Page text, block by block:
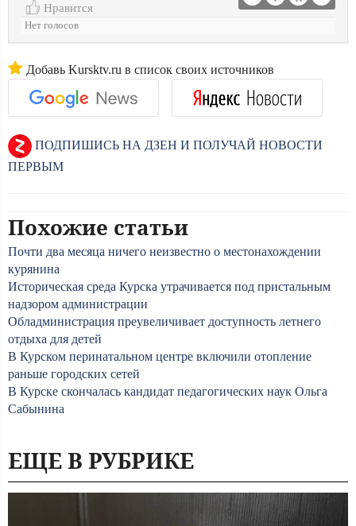
Нравится
Нет голосов
Добавь Kursktv.ru в список своих источников
ПОДПИШИСЬ НА ДЗЕН И ПОЛУЧАЙ НОВОСТИ
ПЕРВЫМ
Похожие статьи
Почти два месяца ничего неизвестно о местонахождении
курянина
Историческая среда Курска утрачивается под пристальным
надзором администрации
Обладминистрация преувеличивает доступность летнего
отдыха для детей
В Курском перинатальном центре включили отопление
раньше городских сетей
В Курске скончалась кандидат педагогических наук Ольга
Сабынина
ЕЩЕ В РУБРИКЕ